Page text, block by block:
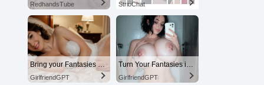
RedhandsTube StripChat
Bring your Fantasies to life
GirlfriendGPT
Turn Your Fantasies into Reality on GirlfriendGPT
GirlfriendGPT